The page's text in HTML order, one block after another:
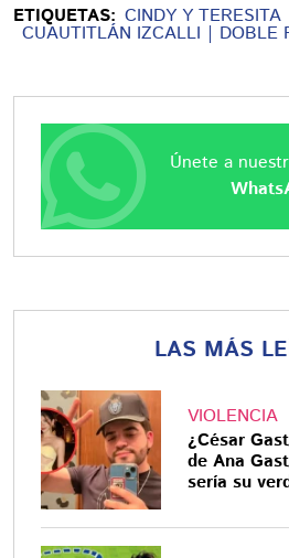
ETIQUETAS: CINDY Y TERESITA
CUAUTITLÁN IZCALLI DOBLE
Únete a
LAS MÁS
VIOLENCIA
¿César
de Ana
sería su